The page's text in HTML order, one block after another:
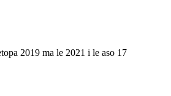
2019 ma le 2021 i le aso 17